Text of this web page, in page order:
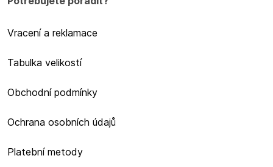
Vracení a reklamace
Tabulka velikostí
Obchodní podmínky
Ochrana osobních údajů
Platební metody